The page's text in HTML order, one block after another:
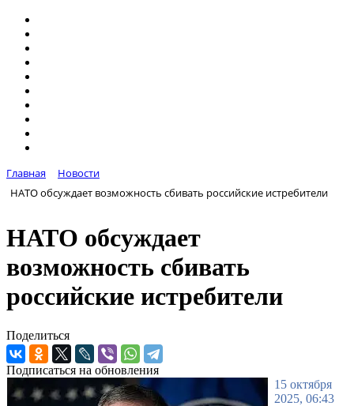
Главная
Новости
НАТО обсуждает возможность сбивать российские истребители
НАТО обсуждает
возможность сбивать
российские истребители
Поделиться
Подписаться на обновления
15 октября
2025, 06:43